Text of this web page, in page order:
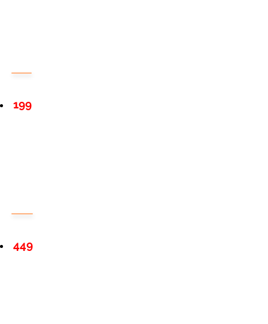
199
449